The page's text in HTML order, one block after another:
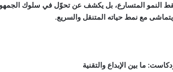
النمو المتسارع، بل يكشف عن تحوّل في سلوك
مع نمط حياته المتنقل والسريع.
ما بين الإبداع والتقنية